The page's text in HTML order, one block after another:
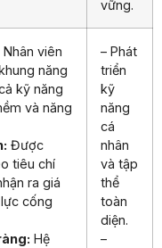
vững.
Nhân viên
năng
kỹ năng
và năng
Được
tiêu chí
ra giá
cống
Hệ
– Phát
triển
kỹ
năng
cá
nhân
và tập
thể
toàn
diện.
–